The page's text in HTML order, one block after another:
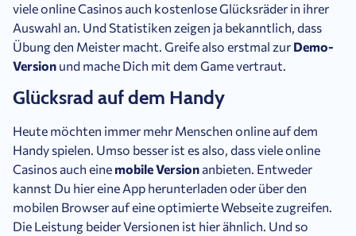
viele online Casinos auch kostenlose Glücksräder in ihrer
Auswahl an. Und Statistiken zeigen ja bekanntlich, dass
Übung den Meister macht. Greife also erstmal zur Demo-
Version und mache Dich mit dem Game vertraut.
Glücksrad auf dem Handy
Heute möchten immer mehr Menschen online auf dem
Handy spielen. Umso besser ist es also, dass viele online
Casinos auch eine mobile Version anbieten. Entweder
kannst Du hier eine App herunterladen oder über den
mobilen Browser auf eine optimierte Webseite zugreifen.
Die Leistung beider Versionen ist hier ähnlich. Und so